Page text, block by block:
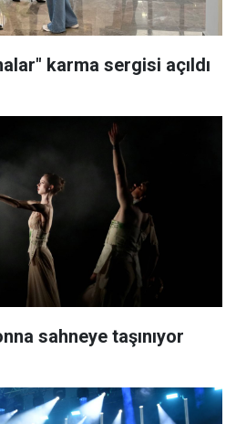
karma sergisi açıldı
sahneye taşınıyor